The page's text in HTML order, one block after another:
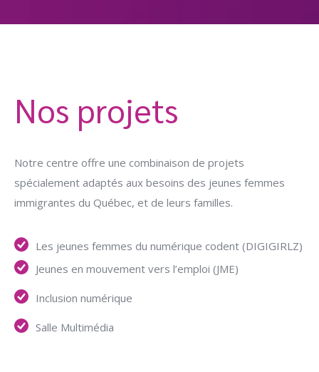
Nos projets
Notre centre offre une combinaison de projets
spécialement adaptés aux besoins des jeunes femmes
immigrantes du Québec, et de leurs familles.
Les jeunes femmes du numérique codent (DIGIGIRLZ)
Jeunes en mouvement vers l’emploi (JME)
Inclusion numérique
Salle Multimédia